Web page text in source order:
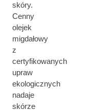
skóry.
Cenny
olejek
migdałowy
z
certyfikowanych
upraw
ekologicznych
nadaje
skórze